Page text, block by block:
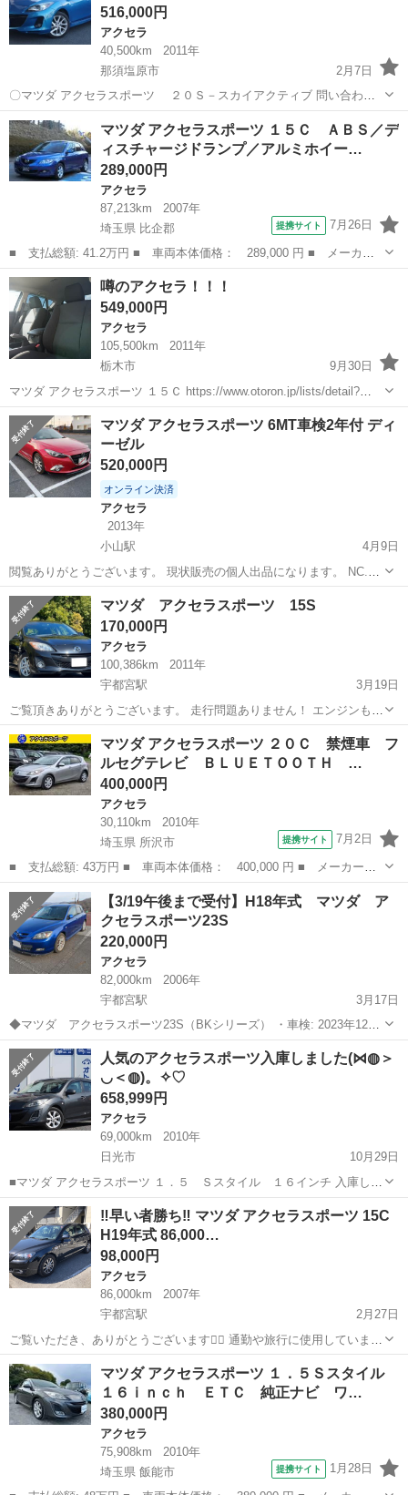
516,000円
アクセラ
40,500km
2011年
那須塩原市
2月7日
〇マツダ アクセラスポーツ ２０Ｓ－スカイアクティブ 問い合わせ
はこちらから↓↓↓↓ https://www.otoron.jp/lists/detail?carno=042632 ------
---------...
栃木 アクセラ オトロン
マツダ アクセラスポーツ １５Ｃ ＡＢＳ／デ
ィスチャージドランプ／アルミホイー…
289,000円
アクセラ
87,213km
2007年
埼玉県 比企郡
提携サイト 7月26日
■ 支払総額: 41.2万円 ■ 車両本体価格： 289,000 円 ■ メーカー
名： マツダ ■ 車種名： アクセラスポーツ ■ グレード名： １
５Ｃ ＡＢＳ／ディスチャージドランプ／アルミホイール／４ＷＤ／
盗難防止装置...
埼玉 比企郡 アクセラ
噂のアクセラ！！！
549,000円
アクセラ
105,500km
2011年
栃木市
9月30日
マツダ アクセラスポーツ １５Ｃ https://www.otoron.jp/lists/detail?
carno=024273 電話で素早く問い合わせ(∩´∀｀)∩♪ 0276-71-3292 ■メ...
栃木 栃木市 アクセラ オトロン
マツダ アクセラスポーツ 6MT車検2年付 ディ
ーゼル
520,000円
オンライン決済
アクセラ
2013年
小山駅
4月9日
閲覧ありがとうございます。 現状販売の個人出品になります。 NC.NR
でお願い致します。 自動車税45000円 メーカー マツダ 車
名 アクセラスポーツ グレード 2.2XD 型式 LDA-
BM2FS ...
栃木 小山市 小山駅 アクセラ 走行距離
マツダ アクセラスポーツ 15S
170,000円
アクセラ
100,386km
2011年
宇都宮駅
3月19日
ご覧頂きありがとうございます。 走行問題ありません！ エンジンも異
音、白煙など無く、とても良好です！ タッチペン補修、擦り傷等があ
ります。 走行距離...約100,386km 車検...令和6年11月まで カラー··...
栃木 宇都宮市 宇都宮駅 アクセラ
マツダ アクセラスポーツ ２０Ｃ 禁煙車 フ
ルセグテレビ ＢＬＵＥＴＯＯＴＨ …
400,000円
アクセラ
30,110km
2010年
埼玉県 所沢市
提携サイト 7月2日
■ 支払総額: 43万円 ■ 車両本体価格： 400,000 円 ■ メーカー
名： マツダ ■ 車種名： アクセラスポーツ ■ グレード名： ２
０Ｃ 禁煙車 フルセグテレビ ＢＬＵＥＴＯＯＴＨ ナビ プッシ
ュスタートスマー...
埼玉 所沢市 アクセラ
【3/19午後まで受付】H18年式 マツダ ア
クセラスポーツ23S
220,000円
アクセラ
82,000km
2006年
宇都宮駅
3月17日
◆マツダ アクセラスポーツ23S（BKシリーズ） ・車検: 2023年12月
・総走行距離: 82,000 km（伸びる可能性あり） ・排気量: 2300 cc (ガ
ソリン) ・年式: 2006年（H18年） ・トランスミッ...
栃木 宇都宮市 宇都宮駅 アクセラ 走行距離
人気のアクセラスポーツ入庫しました(⋈◍＞
◡＜◍)。✧♡
658,999円
アクセラ
69,000km
2010年
日光市
10月29日
■マツダ アクセラスポーツ １．５ Ｓスタイル １６インチ 入庫しま
した！！ 問い合わせはこちらから↓↓ https://www.otoron.jp/lists/detail?
carno=024609 ☆生...
栃木 日光市 アクセラ オトロン
‼️早い者勝ち‼️ マツダ アクセラスポーツ 15C
H19年式 86,000…
98,000円
アクセラ
86,000km
2007年
宇都宮駅
2月27日
ご覧いただき、ありがとうございます🙇‍♂️ 通勤や旅行に使用していまし
たが、この度、都合により車を売却することになりました。査定では
車体ではなく、部品としての買取価格と言われ、3年ほど乗った車なの
で少しでも高く、良い人にお...
栃木 宇都宮市 宇都宮駅 アクセラ
マツダ アクセラスポーツ １．５Ｓスタイル
１６ｉｎｃｈ ＥＴＣ 純正ナビ ワ…
380,000円
アクセラ
75,908km
2010年
埼玉県 飯能市
提携サイト 1月28日